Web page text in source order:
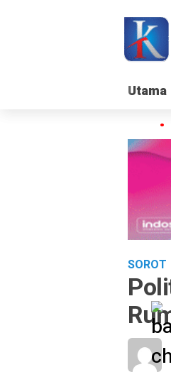
Utama
Utama
SOROT